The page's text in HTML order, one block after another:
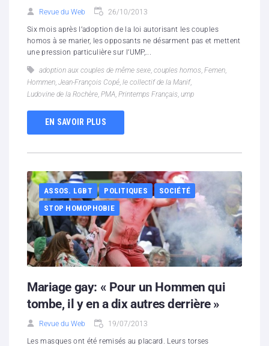
Revue du Web 26/10/2013
Six mois après l’adoption de la loi autorisant les couples
homos à se marier, les opposants ne désarment pas et mettent
une pression particulière sur l’UMP,...
adoption aux couples de même sexe couples homos Femen
Hommen Jean-François Copé le collectif de la Manif,
Ludovine de la Rochère PMA Printemps Français ump
EN SAVOIR PLUS
ASSOS. LGBT POLITIQUES
SOCIÉTÉ
STOP HOMOPHOBIE
Mariage gay: « Pour un Hommen qui
tombe, il y en a dix autres derrière »
Revue du Web 19/07/2013
Les masques ont été remisés au placard. Leurs torses